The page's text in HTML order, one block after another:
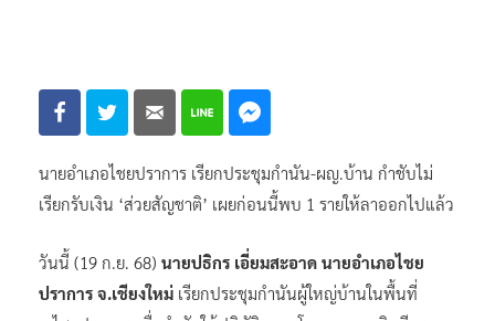
นายอำเภอไชยปราการ เรียกประชุมกำนัน-ผญ.บ้าน กำชับไม่
เรียกรับเงิน ‘ส่วยสัญชาติ’ เผยก่อนนี้พบ 1 รายให้ลาออกไปแล้ว
วันนี้ (19 ก.ย. 68)
นายปธิกร เอี่ยมสะอาด นายอำเภอไชย